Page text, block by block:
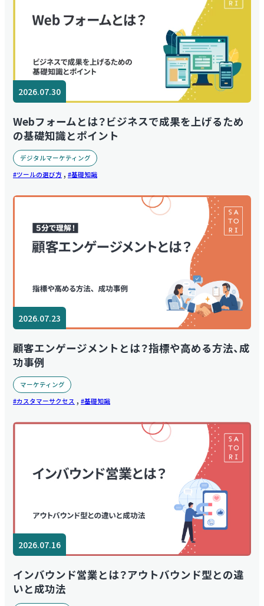
2026.07.30
Webフォームとは？ビジネスで成果を上げるため
の基礎知識とポイント
デジタルマーケティング
ツールの選び方 , 基礎知識
2026.07.23
顧客エンゲージメントとは？指標や高める方法、成
功事例
マーケティング
カスタマーサクセス , 基礎知識
2026.07.16
インバウンド営業とは？アウトバウンド型との違
いと成功法